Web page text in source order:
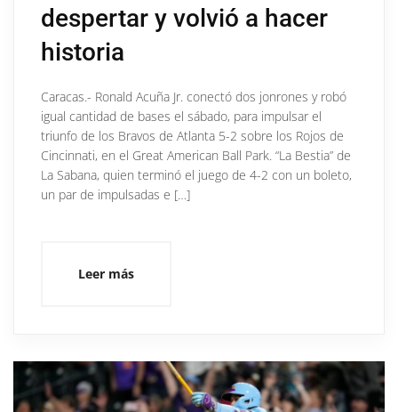
despertar y volvió a hacer
historia
Caracas.- Ronald Acuña Jr. conectó dos jonrones y robó
igual cantidad de bases el sábado, para impulsar el
triunfo de los Bravos de Atlanta 5-2 sobre los Rojos de
Cincinnati, en el Great American Ball Park. “La Bestia” de
La Sabana, quien terminó el juego de 4-2 con un boleto,
un par de impulsadas e […]
Leer más